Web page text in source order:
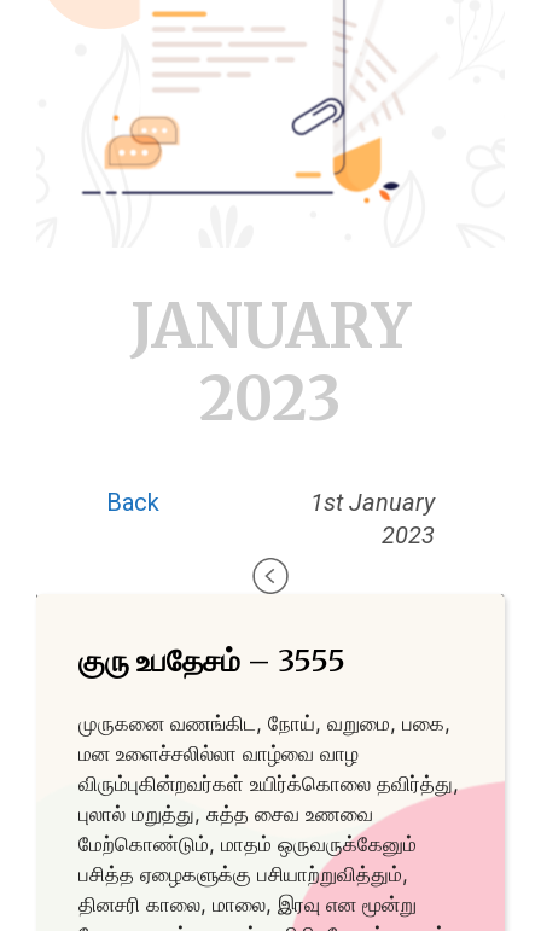
JANUARY
2023
Back
1st January
2023
குரு உபதேசம் – 3555
முருகனை வணங்கிட, நோய், வறுமை, பகை,
மன உளைச்சலில்லா வாழ்வை வாழ
விரும்புகின்றவர்கள் உயிர்க்கொலை தவிர்த்து,
புலால் மறுத்து, சுத்த சைவ உணவை
மேற்கொண்டும், மாதம் ஒருவருக்கேனும்
பசித்த ஏழைகளுக்கு பசியாற்றுவித்தும்,
தினசரி காலை, மாலை, இரவு என மூன்று